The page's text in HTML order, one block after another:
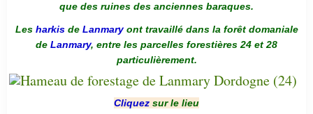
que des ruines des anciennes baraques.
Les harkis de Lanmaryont travaillé dans la forêt domaniale
de Lanmary, entre les parcelles forestières 24 et 28
particulièrement.
Cliquez sur le lieu